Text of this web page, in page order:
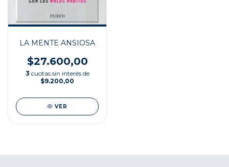
LA MENTE ANSIOSA
$27.600,00
3 cuotas sin interés de
$9.200,00
VER